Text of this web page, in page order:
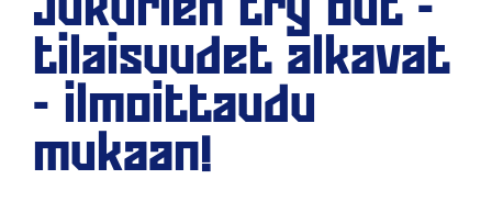
tilaisuudet alkavat
- ilmoittaudu
mukaan!